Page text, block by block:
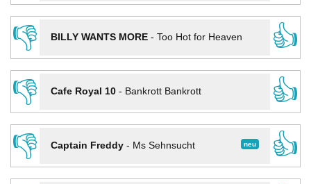
👎
BILLY WANTS MORE- Too Hot for Heaven
👍
👎
Cafe Royal 10- Bankrott Bankrott
👍
👎
neu
Captain Freddy- Ms Sehnsucht
👍